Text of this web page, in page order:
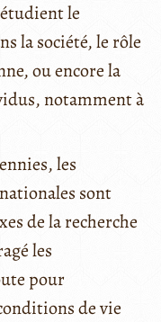
le
la société, le rôle
ou encore la
notamment à
les
sont
de la recherche
les
pour
de vie